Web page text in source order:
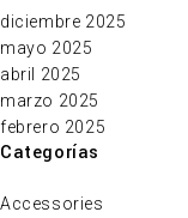
diciembre 2025
mayo 2025
abril 2025
marzo 2025
febrero 2025
Categorías
Accessories